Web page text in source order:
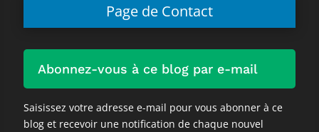
Page de Contact
Abonnez-vous à ce blog par e-mail
Saisissez votre adresse e-mail pour vous abonner à ce
blog et recevoir une notification de chaque nouvel